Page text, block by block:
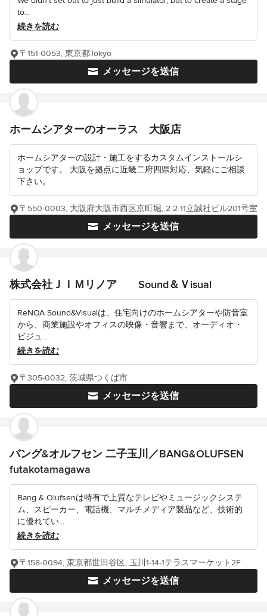
to...
続きを読む
メッセージを送信
〒151-0053, 東京都Tokyo
ホームシアターのオーラス 大阪店
ホームシアターの設計・施工をするカスタムインストールシ
ョップです。 大阪を拠点に近畿二府四県対応、気軽にご相談
下さい。
メッセージを送信
〒550-0003, 大阪府大阪市西区京町堀, 2-2-11立誠社ビル201号室
株式会社ＪＩＭリノア Sound＆Ｖisual
ReNOA Sound&Visualは、住宅向けのホームシアターや防音室
から、商業施設やオフィスの映像・音響まで、オーディオ・
ビジュ...
続きを読む
メッセージを送信
〒305-0032, 茨城県つくば市
バング&オルフセン 二子玉川／BANG&OLUFSEN
futakotamagawa
Bang & Olufsenは特有で上質なテレビやミュージックシステ
ム、スピーカー、電話機、マルチメディア製品など、技術的
に優れてい...
続きを読む
メッセージを送信
〒158-0094, 東京都世田谷区, 玉川1-14-1テラスマーケット2F